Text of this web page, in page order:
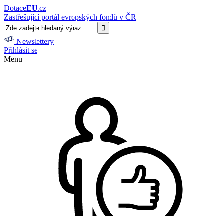
DotaceEU.cz
Zastřešující portál evropských fondů v ČR
Newslettery
Přihlásit se
Menu